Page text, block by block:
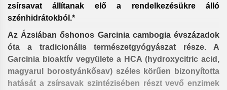
zsírsavat állítanak elő a rendelkezésükre álló
szénhidrátokból.*
Az Ázsiában őshonos Garcinia cambogia évszázadok
óta a tradicionális természetgyógyászat része. A
Garcinia bioaktív vegyülete a HCA (hydroxycitric acid,
magyarul borostyánkősav) széles körűen bizonyította
hatását a zsírsavak szintézisében részt vevő enzimek